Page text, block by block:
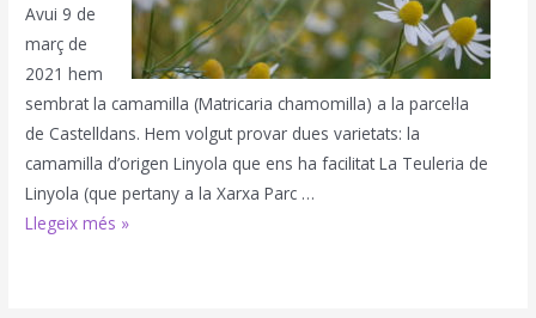
de
Ponent
Avui 9 de
març de
2021 hem
sembrat la camamilla (Matricaria chamomilla) a la parcel·la
de Castelldans. Hem volgut provar dues varietats: la
camamilla d’origen Linyola que ens ha facilitat La Teuleria de
Linyola (que pertany a la Xarxa Parc …
Sembra
Llegeix més »